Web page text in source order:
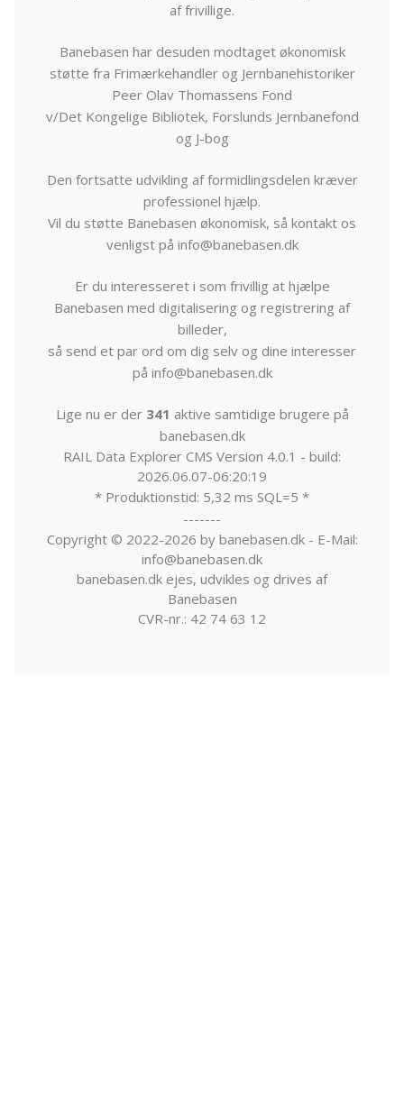
af frivillige.
Banebasen har desuden modtaget økonomisk
støtte fra Frimærkehandler og Jernbanehistoriker
Peer Olav Thomassens Fond
v/Det Kongelige Bibliotek, Forslunds Jernbanefond
og J-bog
Den fortsatte udvikling af formidlingsdelen kræver
professionel hjælp.
Vil du støtte Banebasen økonomisk, så kontakt os
venligst på info@banebasen.dk
Er du interesseret i som frivillig at hjælpe
Banebasen med digitalisering og registrering af
billeder,
så send et par ord om dig selv og dine interesser
på info@banebasen.dk
Lige nu er der 341 aktive samtidige brugere på
banebasen.dk
RAIL Data Explorer CMS Version 4.0.1 - build:
2026.06.07-06:20:19
* Produktionstid: 5,32 ms SQL=5 *
-------
Copyright © 2022-2026 by banebasen.dk - E-Mail:
info@banebasen.dk
banebasen.dk ejes, udvikles og drives af
Banebasen
CVR-nr.: 42 74 63 12